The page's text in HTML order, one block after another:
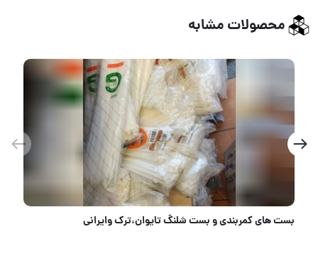
محصولات مشابه
بست های کمربندی و بست شلنگ تایوان،ترک وایرانی